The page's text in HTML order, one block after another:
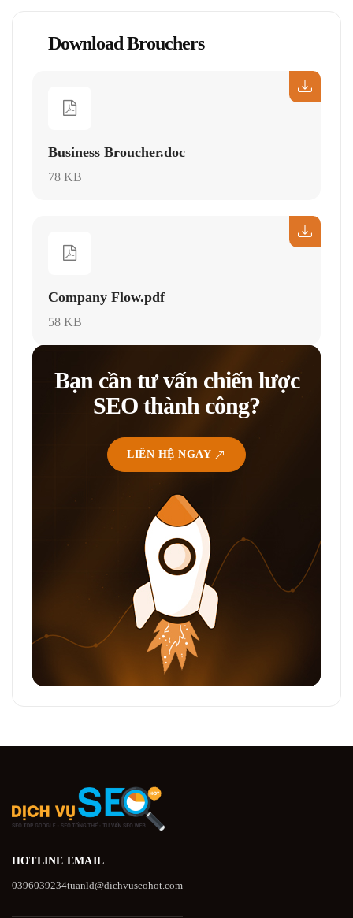
Download Brouchers
Business Broucher.doc
78 KB
Company Flow.pdf
58 KB
Bạn cần tư vấn chiến lược
SEO thành công?
LIÊN HỆ NGAY
HOTLINE
0396039234
EMAIL
tuanld@dichvuseohot.com